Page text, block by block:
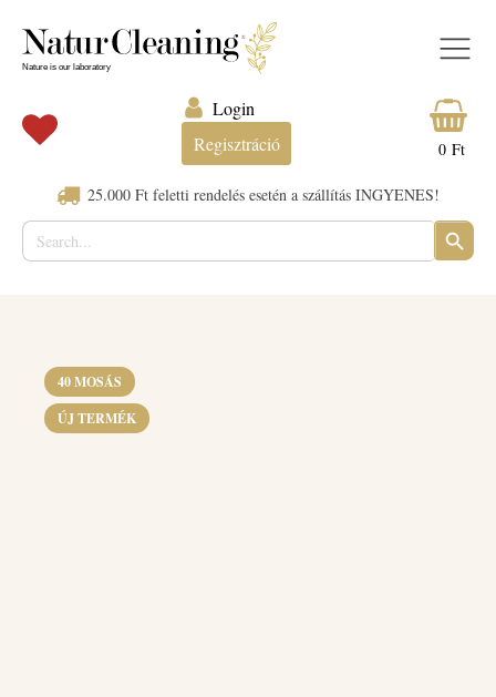
25.000 Ft feletti rendelés esetén a szállítás INGYENES!
Search
for:
SEARCH
BUTTON
Login
Regisztráció
0 Ft
40 MOSÁS
ÚJ TERMÉK